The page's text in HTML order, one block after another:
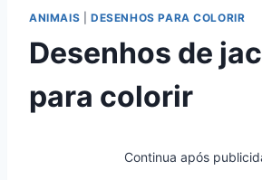
ANIMAIS DESENHOS PARA COLORIR
Desenhos de
para colorir
Continua após